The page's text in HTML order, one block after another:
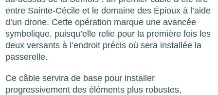
entre Sainte-Cécile et le domaine des Épioux à l’aide
d’un drone. Cette opération marque une avancée
symbolique, puisqu’elle relie pour la première fois les
deux versants à l’endroit précis où sera installée la
passerelle.
Ce câble servira de base pour installer
progressivement des éléments plus robustes,